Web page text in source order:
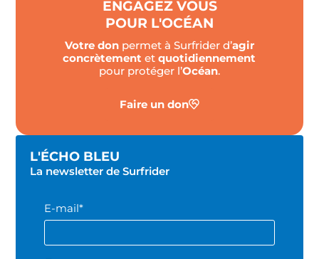
ENGAGEZ VOUS
POUR L'OCÉAN
Votre donpermet à Surfrider d’agir
concrètement etquotidiennement
pour protéger l’Océan.
Faire un don
L'ÉCHO BLEU
La newsletter de Surfrider
E-mail*